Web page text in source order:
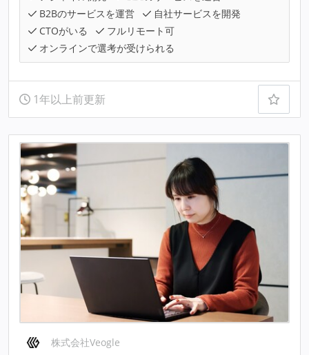
B2Bのサービスを運営
自社サービスを開発
CTOがいる
フルリモート可
オンラインで選考が受けられる
1年以上前更新
株式会社Veogle